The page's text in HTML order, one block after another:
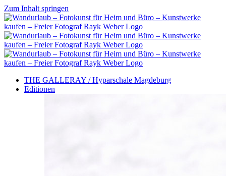
Zum Inhalt springen
THE GALLERAY / Hyparschale Magdeburg
Editionen